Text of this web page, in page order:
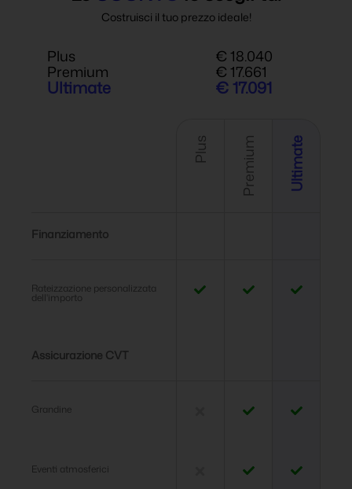
Costruisci il tuo prezzo ideale!
Plus € 18.040
Premium € 17.661
Ultimate € 17.091
Plus Premium Ultimate
Finanziamento
Rateizzazione personalizzata
dell'importo
Assicurazione CVT
Grandine
Eventi atmosferici